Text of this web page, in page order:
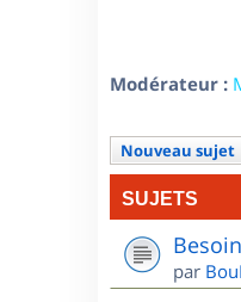
Modérateur :
Nouveau sujet
SUJETS
par